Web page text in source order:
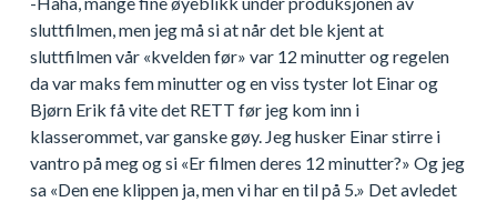
sluttfilmen, men jeg må si at når det ble kjent at
sluttfilmen vår «kvelden før» var 12 minutter og regelen
da var maks fem minutter og en viss tyster lot Einar og
Bjørn Erik få vite det RETT før jeg kom inn i
klasserommet, var ganske gøy. Jeg husker Einar stirre i
vantro på meg og si «Er filmen deres 12 minutter?» Og jeg
sa «Den ene klippen ja, men vi har en til på 5.» Det avledet